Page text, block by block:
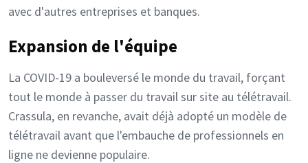
avec d'autres entreprises et banques.
Expansion de l'équipe
La COVID-19 a bouleversé le monde du travail, forçant
tout le monde à passer du travail sur site au télétravail.
Crassula, en revanche, avait déjà adopté un modèle de
télétravail avant que l'embauche de professionnels en
ligne ne devienne populaire.